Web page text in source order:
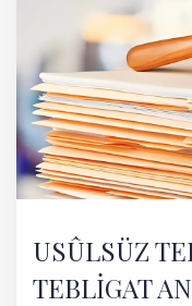
USÛLSÜZ
TEBLİGAT